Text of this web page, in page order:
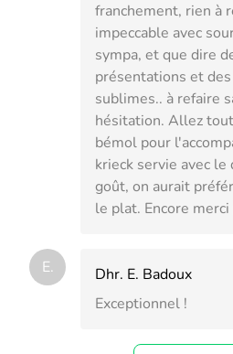
franchement, rien à
impeccable avec
sympa, et que dire
présentations et
sublimes.. à refaire
hésitation. Allez
bémol pour
krieck servie avec
goût, on aurait
le plat. Encore
E.
Dhr. E. Badoux
Exceptionnel !